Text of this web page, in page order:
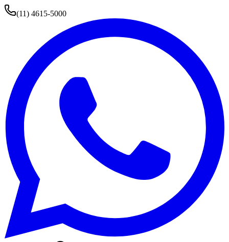
(11) 4615-5000